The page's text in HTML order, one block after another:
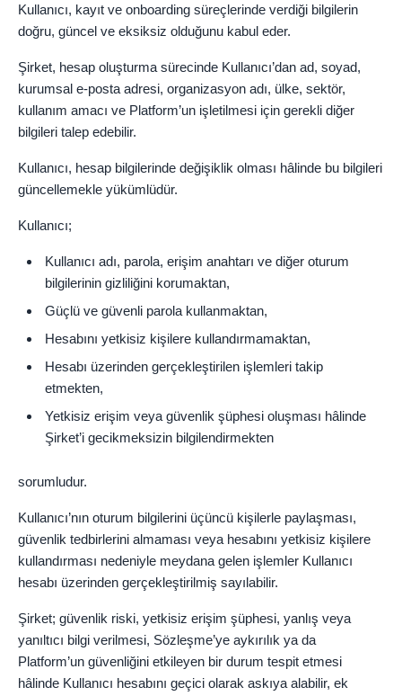
Kullanıcı, kayıt ve onboarding süreçlerinde verdiği bilgilerin
doğru, güncel ve eksiksiz olduğunu kabul eder.
Şirket, hesap oluşturma sürecinde Kullanıcı’dan ad, soyad,
kurumsal e-posta adresi, organizasyon adı, ülke, sektör,
kullanım amacı ve Platform’un işletilmesi için gerekli diğer
bilgileri talep edebilir.
Kullanıcı, hesap bilgilerinde değişiklik olması hâlinde bu bilgileri
güncellemekle yükümlüdür.
Kullanıcı;
Kullanıcı adı, parola, erişim anahtarı ve diğer oturum
bilgilerinin gizliliğini korumaktan,
Güçlü ve güvenli parola kullanmaktan,
Hesabını yetkisiz kişilere kullandırmamaktan,
Hesabı üzerinden gerçekleştirilen işlemleri takip
etmekten,
Yetkisiz erişim veya güvenlik şüphesi oluşması hâlinde
Şirket’i gecikmeksizin bilgilendirmekten
sorumludur.
Kullanıcı’nın oturum bilgilerini üçüncü kişilerle paylaşması,
güvenlik tedbirlerini almaması veya hesabını yetkisiz kişilere
kullandırması nedeniyle meydana gelen işlemler Kullanıcı
hesabı üzerinden gerçekleştirilmiş sayılabilir.
Şirket; güvenlik riski, yetkisiz erişim şüphesi, yanlış veya
yanıltıcı bilgi verilmesi, Sözleşme’ye aykırılık ya da
Platform’un güvenliğini etkileyen bir durum tespit etmesi
hâlinde Kullanıcı hesabını geçici olarak askıya alabilir, ek